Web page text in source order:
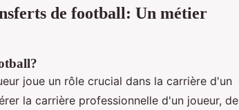
de football: Un métier
joue un rôle crucial dans la carrière d'un
la carrière professionnelle d'un joueur, de